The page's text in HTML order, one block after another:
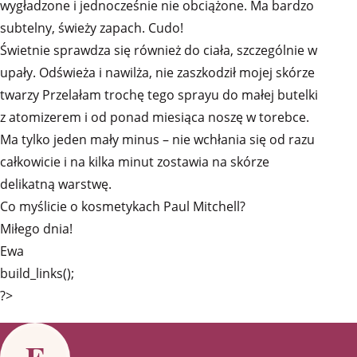
wygładzone i jednocześnie nie obciążone. Ma bardzo
subtelny, świeży zapach. Cudo!
Świetnie sprawdza się również do ciała, szczególnie w
upały. Odświeża i nawilża, nie zaszkodził mojej skórze
twarzy Przelałam trochę tego sprayu do małej butelki
z atomizerem i od ponad miesiąca noszę w torebce.
Ma tylko jeden mały minus – nie wchłania się od razu
całkowicie i na kilka minut zostawia na skórze
delikatną warstwę.
Co myślicie o kosmetykach Paul Mitchell?
Miłego dnia!
Ewa
build_links();
?>